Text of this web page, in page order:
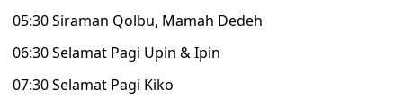
05:30 Siraman Qolbu, Mamah Dedeh
06:30 Selamat Pagi Upin & Ipin
07:30 Selamat Pagi Kiko